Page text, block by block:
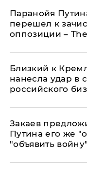
Паранойя
перешел к
оппозиции –
Близкий к
нанесла удар в
российского
Закаев
Путина его же
"объявить